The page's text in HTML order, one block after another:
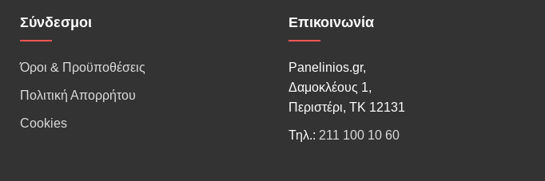
Σύνδεσμοι
Όροι & Προϋποθέσεις
Πολιτική Απορρήτου
Cookies
Επικοινωνία
Panelinios.gr,
Δαμοκλέους 1,
Περιστέρι, ΤΚ 12131
Τηλ.: 211 100 10 60